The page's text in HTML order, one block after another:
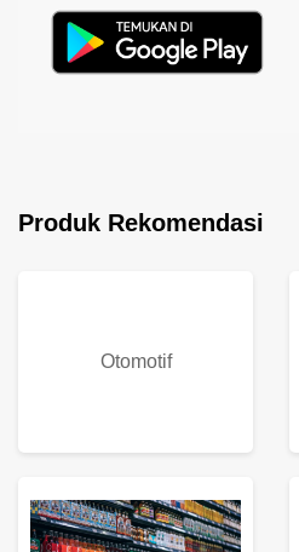
Produk Rekomendasi
Otomotif